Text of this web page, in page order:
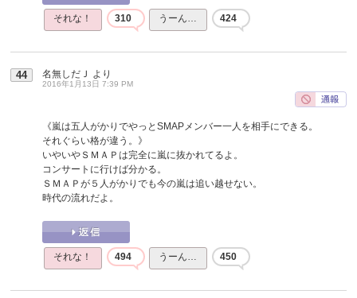
それな！ 310 うーん… 424
44 名無しだＪ より
2016年1月13日 7:39 PM
《嵐は五人がかりでやっとSMAPメンバー一人を相手にできる。
それぐらい格が違う。》
いやいやＳＭＡＰは完全に嵐に抜かれてるよ。
コンサートに行けば分かる。
ＳＭＡＰが５人がかりでも今の嵐は追い越せない。
時代の流れだよ。
それな！ 494 うーん… 450